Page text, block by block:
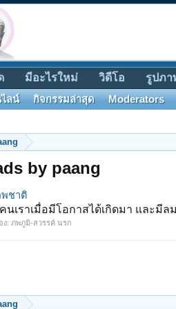
by paang
พชาติ
คนเราเมื่อมีโอกาสได้เกิดมา และ
ง: ภพภูมิ-สวรรค์ นรก
มีอะไรใหม่ วิดีโอ รูปภา
ลน์ กิจกรรมล่าสุด Moderators